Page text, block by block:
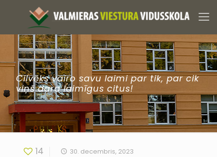
Cilvēks vairo savu laimi par tik, par cik
viņš dara laimīgus citus!
14 30. decembris, 2023